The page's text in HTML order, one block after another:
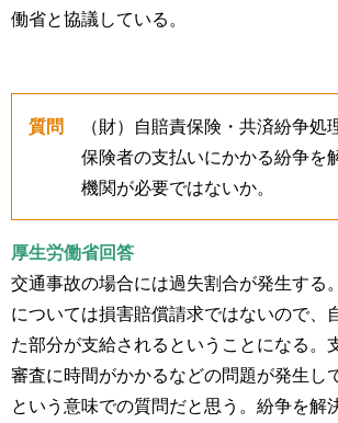
働省と協議している。
質問
（財）自賠責保険・共済紛争処
保険者の支払いにかかる紛争を
機関が必要ではないか。
厚生労働省回答
交通事故の場合には過失割合が発生する
については損害賠償請求ではないので、
た部分が支給されるということになる。
審査に時間がかかるなどの問題が発生し
という意味での質問だと思う。紛争を解